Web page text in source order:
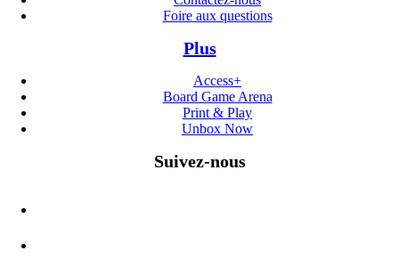
Foire aux questions
Plus
Access+
Board Game Arena
Print & Play
Unbox Now
Suivez-nous